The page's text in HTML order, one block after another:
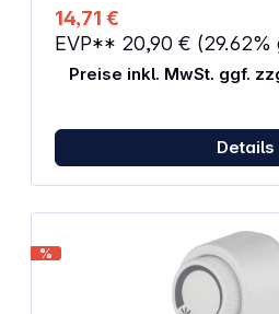
14,71 €
EVP** 20,90 € (29.62%
Preise inkl. MwSt. ggf.
Details
%